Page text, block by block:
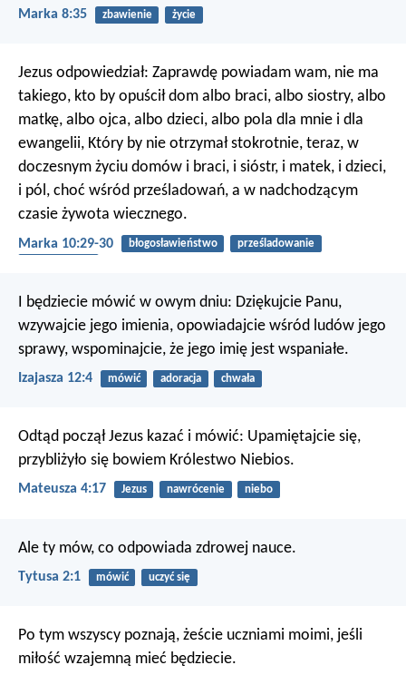
Marka 8:35 zbawienie życie
Jezus odpowiedział: Zaprawdę powiadam wam, nie ma
takiego, kto by opuścił dom albo braci, albo siostry, albo
matkę, albo ojca, albo dzieci, albo pola dla mnie i dla
ewangelii, Który by nie otrzymał stokrotnie, teraz, w
doczesnym życiu domów i braci, i sióstr, i matek, i dzieci,
i pól, choć wśród prześladowań, a w nadchodzącym
czasie żywota wiecznego.
Marka 10:29-30 błogosławieństwo
prześladowanie
I będziecie mówić w owym dniu: Dziękujcie Panu,
wzywajcie jego imienia, opowiadajcie wśród ludów jego
sprawy, wspominajcie, że jego imię jest wspaniałe.
Izajasza 12:4 mówić adoracja chwała
Odtąd począł Jezus kazać i mówić: Upamiętajcie się,
przybliżyło się bowiem Królestwo Niebios.
Mateusza 4:17 Jezus nawrócenie niebo
Ale ty mów, co odpowiada zdrowej nauce.
Tytusa 2:1 mówić uczyć się
Po tym wszyscy poznają, żeście uczniami moimi, jeśli
miłość wzajemną mieć będziecie.